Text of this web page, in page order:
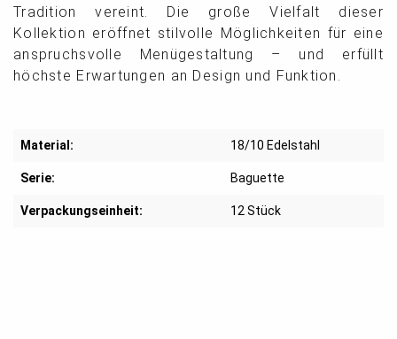
Tradition vereint. Die große Vielfalt dieser
Kollektion eröffnet stilvolle Möglichkeiten für eine
anspruchsvolle Menügestaltung – und erfüllt
höchste Erwartungen an Design und Funktion.
Material: 18/10 Edelstahl
Serie: Baguette
Verpackungseinheit: 12 Stück